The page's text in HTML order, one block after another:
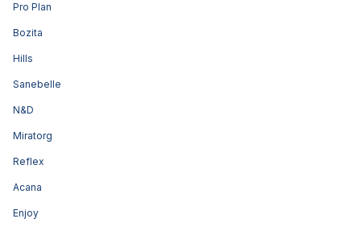
Pro Plan
Bozita
Hills
Sanebelle
N&D
Miratorg
Reflex
Acana
Enjoy